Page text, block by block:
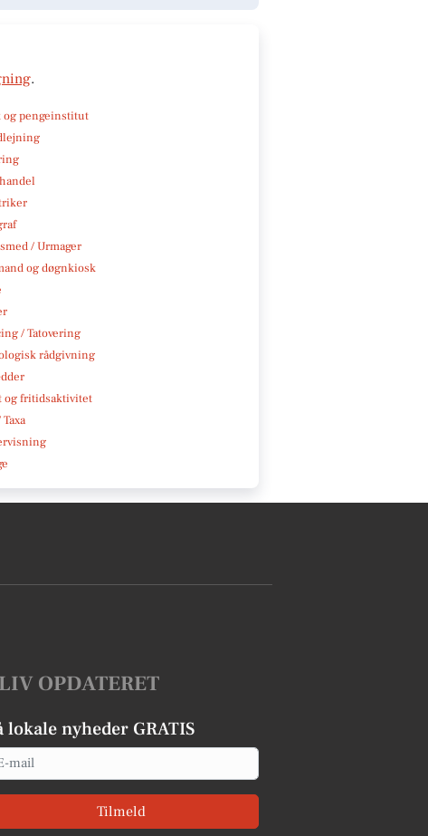
.
og pengeinstitut
/ Urmager
og døgnkiosk
/ Tatovering
rådgivning
og fritidsaktivitet
Taxa
OPDATERET
lokale nyheder GRATIS
Tilmeld